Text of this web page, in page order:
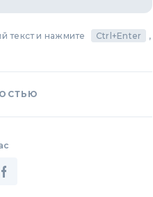
текст и нажмите Ctrl+Enter
,